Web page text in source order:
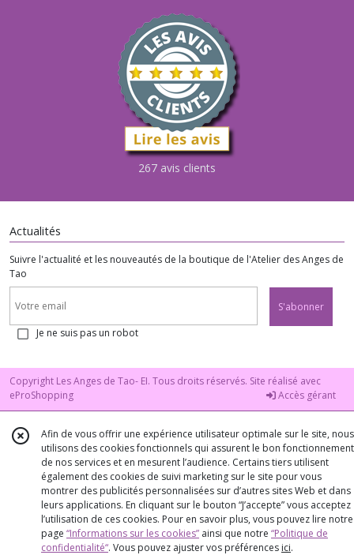
267 avis clients
Actualités
Suivre l'actualité et les nouveautés de la boutique de l'Atelier des Anges de
Tao
S'abonner
Je ne suis pas un robot
Copyright Les Anges de Tao- EI. Tous droits réservés. Site réalisé avec
eProShopping
Accès gérant
Afin de vous offrir une expérience utilisateur optimale sur le site, nous
utilisons des cookies fonctionnels qui assurent le bon fonctionnement
de nos services et en mesurent l’audience. Certains tiers utilisent
également des cookies de suivi marketing sur le site pour vous
montrer des publicités personnalisées sur d’autres sites Web et dans
leurs applications. En cliquant sur le bouton “J’accepte” vous acceptez
l’utilisation de ces cookies. Pour en savoir plus, vous pouvez lire notre
page “Informations sur les cookies” ainsi que notre “Politique de
confidentialité“. Vous pouvez ajuster vos préférences ici.